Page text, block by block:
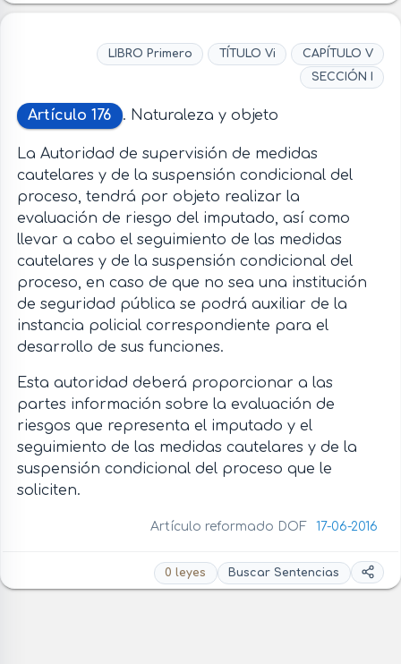
LIBRO Primero TÍTULO Vi
CAPÍTULO V
SECCIÓN I
Artículo 176 . Naturaleza y objeto
La Autoridad de supervisión de medidas
cautelares y de la suspensión condicional del
proceso, tendrá por objeto realizar la
evaluación de riesgo del imputado, así como
llevar a cabo el seguimiento de las medidas
cautelares y de la suspensión condicional del
proceso, en caso de que no sea una institución
de seguridad pública se podrá auxiliar de la
instancia policial correspondiente para el
desarrollo de sus funciones.
Esta autoridad deberá proporcionar a las
partes información sobre la evaluación de
riesgos que representa el imputado y el
seguimiento de las medidas cautelares y de la
suspensión condicional del proceso que le
soliciten.
Artículo reformado DOF 17-06-2016
0 leyes Buscar Sentencias